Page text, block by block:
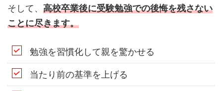
そして、 高校卒業後に受験勉強での後悔を残さない
ことに尽きます。
勉強を習慣化して親を驚かせる
当たり前の基準を上げる